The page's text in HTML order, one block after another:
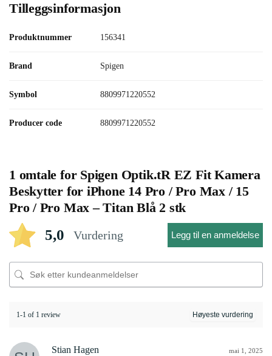
Tilleggsinformasjon
Produktnummer 156341
Brand Spigen
Symbol 8809971220552
Producer code 8809971220552
1 omtale for Spigen Optik.tR EZ Fit Kamera
Beskytter for iPhone 14 Pro / Pro Max / 15
Pro / Pro Max – Titan Blå 2 stk
5,0 Vurdering Legg til en anmeldelse
1-1 of 1 review
Stian Hagen mai 1, 2025